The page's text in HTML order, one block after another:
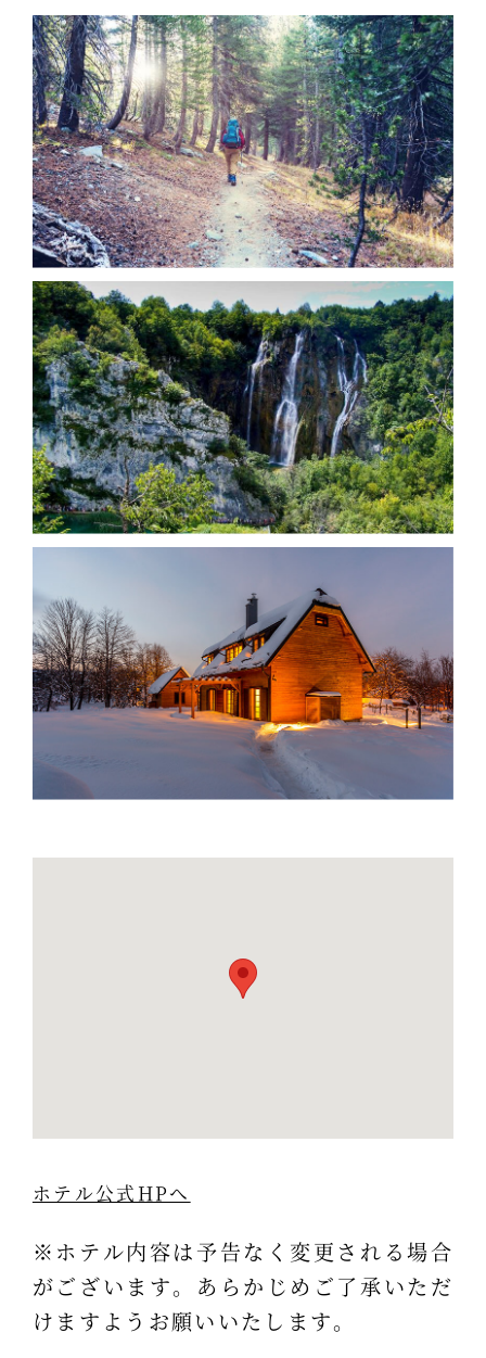
ホテル公式HPへ
※ホテル内容は予告なく変更される場合
がございます。あらかじめご了承いただ
けますようお願いいたします。